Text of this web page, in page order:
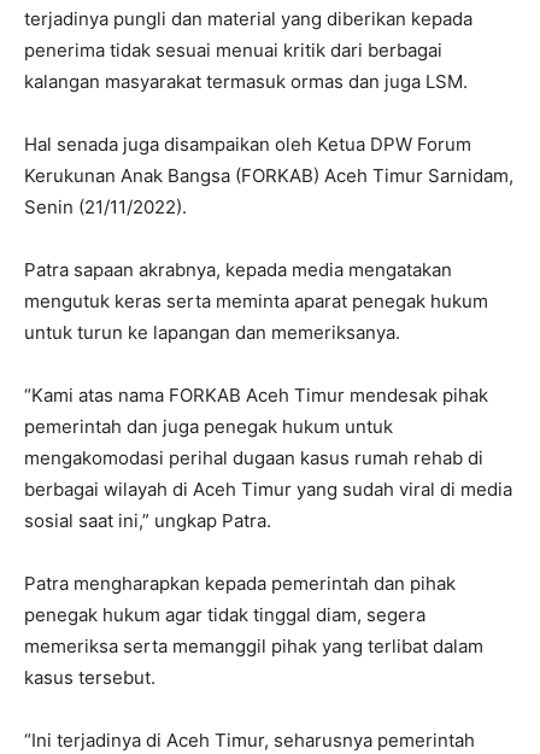
terjadinya pungli dan material yang diberikan kepada
penerima tidak sesuai menuai kritik dari berbagai
kalangan masyarakat termasuk ormas dan juga LSM.
Hal senada juga disampaikan oleh Ketua DPW Forum
Kerukunan Anak Bangsa (FORKAB) Aceh Timur Sarnidam,
Senin (21/11/2022).
Patra sapaan akrabnya, kepada media mengatakan
mengutuk keras serta meminta aparat penegak hukum
untuk turun ke lapangan dan memeriksanya.
“Kami atas nama FORKAB Aceh Timur mendesak pihak
pemerintah dan juga penegak hukum untuk
mengakomodasi perihal dugaan kasus rumah rehab di
berbagai wilayah di Aceh Timur yang sudah viral di media
sosial saat ini,” ungkap Patra.
Patra mengharapkan kepada pemerintah dan pihak
penegak hukum agar tidak tinggal diam, segera
memeriksa serta memanggil pihak yang terlibat dalam
kasus tersebut.
“Ini terjadinya di Aceh Timur, seharusnya pemerintah